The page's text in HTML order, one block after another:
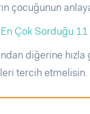
çocuğunun
Çok Sorduğu
diğerine
tercih etmelisin.